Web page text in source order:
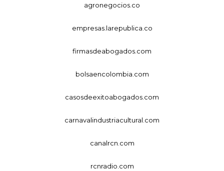
agronegocios.co
empresas.larepublica.co
firmasdeabogados.com
bolsaencolombia.com
casosdeexitoabogados.com
carnavalindustriacultural.com
canalrcn.com
rcnradio.com